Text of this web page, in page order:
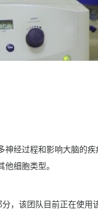
神经过程和影响大脑的
细胞类型。
，该团队目前正在使